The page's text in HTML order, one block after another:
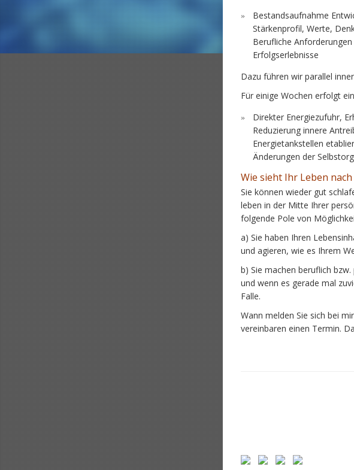
Bestandsaufnahme
Stärkenprofil, Werte,
Berufliche
Erfolgserlebnisse
Dazu führen wir parallel
Für einige Wochen erfolgt
Direkter Energiezufuhr,
Reduzierung innere
Energietankstellen
Änderungen der
Wie sieht Ihr Leben
Sie können wieder gut
leben in der Mitte Ihrer
folgende Pole von
a) Sie haben Ihren
und agieren, wie es Ihrem
b) Sie machen beruflich
und wenn es gerade mal
Falle.
Wann melden Sie sich bei
vereinbaren einen Termin.